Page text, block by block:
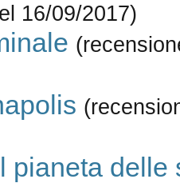
16/09/2017)
pianeta delle